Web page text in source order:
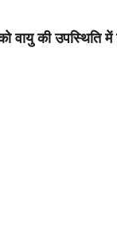
वायु की उपस्थिति